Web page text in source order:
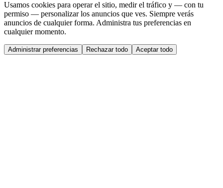
Usamos cookies para operar el sitio, medir el tráfico y — con tu
permiso — personalizar los anuncios que ves. Siempre verás
anuncios de cualquier forma. Administra tus preferencias en
cualquier momento.
Administrar preferencias Rechazar todo Aceptar todo